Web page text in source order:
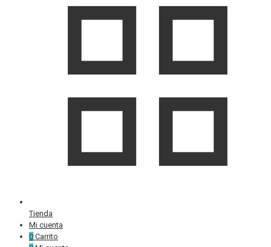
Tienda
Mi cuenta
0 Carrito